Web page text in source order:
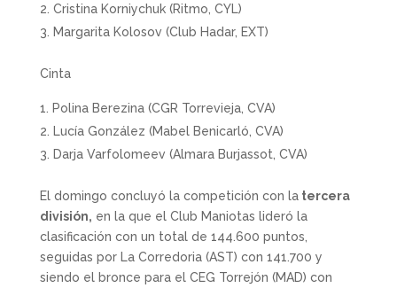
Cristina Korniychuk (Ritmo, CYL)
Margarita Kolosov (Club Hadar, EXT)
Cinta
Polina Berezina (CGR Torrevieja, CVA)
Lucía González (Mabel Benicarló, CVA)
Darja Varfolomeev (Almara Burjassot, CVA)
El domingo concluyó la competición con latercera
división, en la que el Club Maniotas lideró la
clasificación con un total de 144.600 puntos,
seguidas por La Corredoria (AST) con 141.700 y
siendo el bronce para el CEG Torrejón (MAD) con